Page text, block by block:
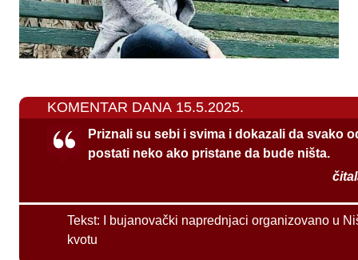
KOMENTAR DANA 15.5.2025.
Priznali su sebi i svima i dokazali da svako
postati neko ako pristane da bude ništa.
Tekst:
I bujanovački naprednjaci organizovano u
kvotu